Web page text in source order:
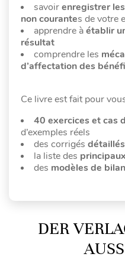
savoirenregistrer
non courantes de votre
apprendre àétablir
résultat
comprendre les
d’affectation des
Ce livre est fait pour
40 exercices et cas
d’exemples réels
des corrigés détaillés
la liste des
des modèles de
DER